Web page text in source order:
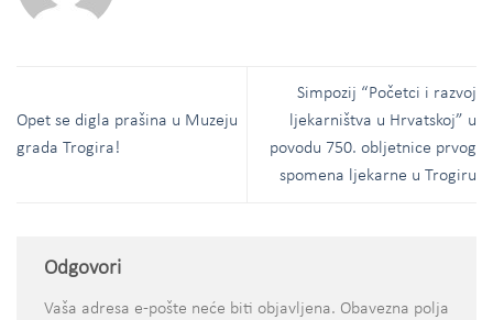
Opet se digla prašina u Muzeju
grada Trogira!
Simpozij “Početci i razvoj
ljekarništva u Hrvatskoj” u
povodu 750. obljetnice prvog
spomena ljekarne u Trogiru
Odgovori
Vaša adresa e-pošte neće biti objavljena. Obavezna polja